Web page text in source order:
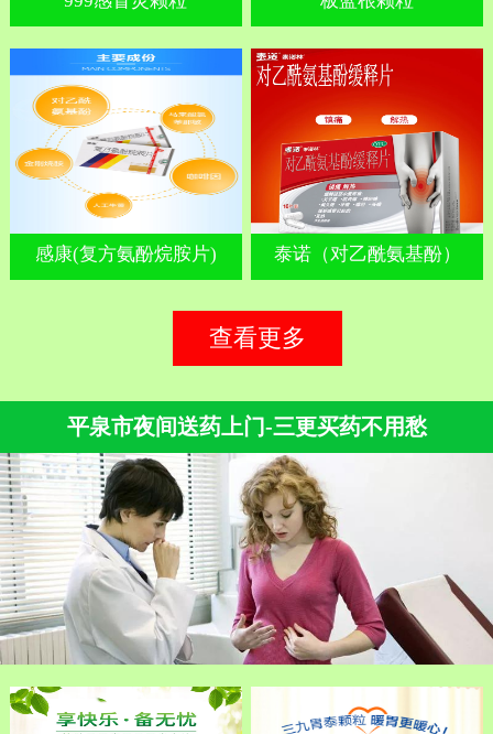
感康(复方氨酚烷胺片) 泰诺（对乙酰氨基酚）
查看更多
平泉市夜间送药上门-三更买药不用愁